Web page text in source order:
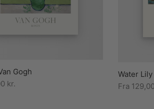
Gogh
kr.
Water
Fra